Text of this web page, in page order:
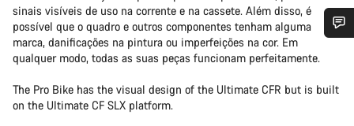
sinais visíveis de uso na corrente e na cassete. Além disso, é
possível que o quadro e outros componentes tenham alguma
marca, danificações na pintura ou imperfeições na cor. Em
qualquer modo, todas as suas peças funcionam perfeitamente.
The Pro Bike has the visual design of the Ultimate CFR but is built
on the Ultimate CF SLX platform.
Precisas de ajuda?
Os nossos peritos em apoio ao cliente estão prontos para
responder às tuas perguntas.